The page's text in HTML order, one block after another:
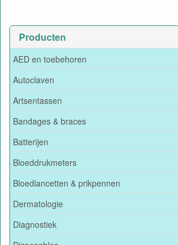
Producten
AED en toebehoren
Autoclaven
Artsentassen
Bandages & braces
Batterijen
Bloeddrukmeters
Bloedlancetten & prikpennen
Dermatologie
Diagnostiek